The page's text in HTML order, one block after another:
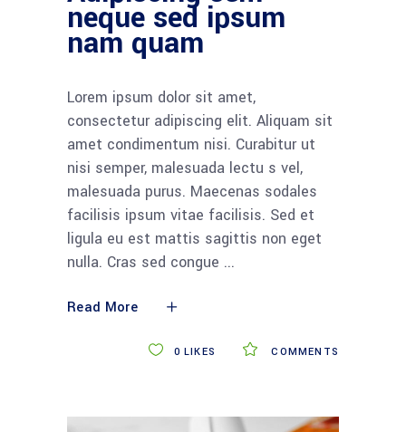
neque sed ipsum
nam quam
Lorem ipsum dolor sit amet,
consectetur adipiscing elit. Aliquam sit
amet condimentum nisi. Curabitur ut
nisi semper, malesuada lectu s vel,
malesuada purus. Maecenas sodales
facilisis ipsum vitae facilisis. Sed et
ligula eu est mattis sagittis non eget
nulla. Cras sed congue
Read More
COMMENTS
0 LIKES